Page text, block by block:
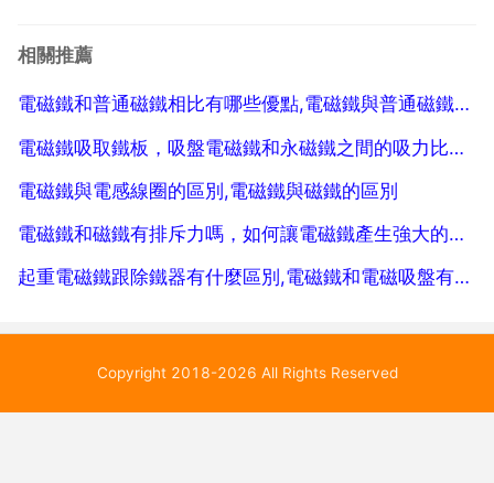
運鋼錠 鋼材 鐵砂等鐵磁性材料。3 制動電磁鐵 主要用
相關推薦
電磁鐵和普通磁鐵相比有哪些優點,電磁鐵與普通磁鐵相比的突出優點是啥。。。。
電磁鐵吸取鐵板，吸盤電磁鐵和永磁鐵之間的吸力比和鐵板之間的吸力大嗎
電磁鐵與電感線圈的區別,電磁鐵與磁鐵的區別
電磁鐵和磁鐵有排斥力嗎，如何讓電磁鐵產生強大的排斥力。
起重電磁鐵跟除鐵器有什麼區別,電磁鐵和電磁吸盤有什麼區別？
Copyright 2018-2026 All Rights Reserved